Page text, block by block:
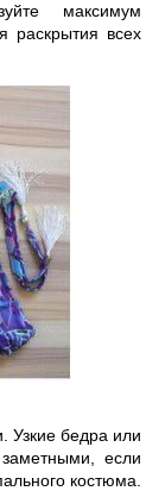
максимум
раскрытия всех
Узкие бедра или
если
костюма.